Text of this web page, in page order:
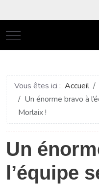
Mobile Menu Toggle
Vous êtes ici : Accueil
Un énorme bravo à
Morlaix !
Un
l’équipe